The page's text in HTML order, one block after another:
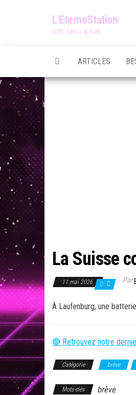
L'EternoStation
LIVE, CHILL & FUN
ARTICLES
La Suisse
11 mai 2026 0 Par
À Laufenburg, une
🔴 Retrouvez notre
Catégorie brève
Mots-clés brève